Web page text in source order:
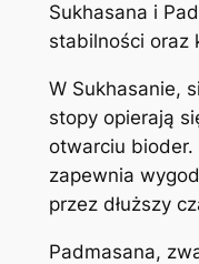
Sukhasana i
stabilności oraz
W Sukhasanie,
stopy opierają
otwarciu
zapewnia
przez dłuższy
Padmasana,